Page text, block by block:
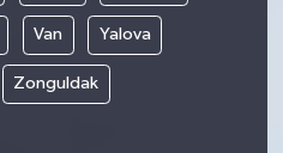
Van Yalova
Zonguldak